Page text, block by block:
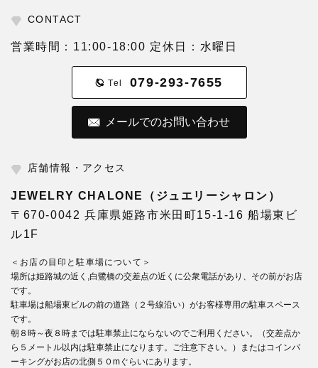
CONTACT
営業時間：11:00-18:00 定休日：水曜日
Tel 079-293-7655
メールでのお問い合わせ
店舗情報・アクセス
JEWELRY CHALONE（ジュエリーシャロン）
〒670-0042 兵庫県姫路市米田町15-1-16 船場東ビ
ル1F
＜お店の目印と駐車場について＞
場所は姫路城の近く,白鷺橋の交差点の近くに公衆電話があり、その前がお店
です。
駐車場は船場東ビルの前の道路（２号線沿い）がお客様専用の駐車スペース
です。
朝８時～夜８時までは駐車禁止にならないのでご利用ください。（交差点か
ら５メートル以内は駐車禁止になります。ご注意下さい。）またはコインパ
ーキングがお店の北側５０mぐらいにあります。